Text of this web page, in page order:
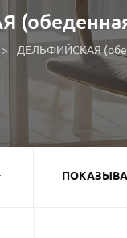
ДЕЛЬФИЙСКАЯ